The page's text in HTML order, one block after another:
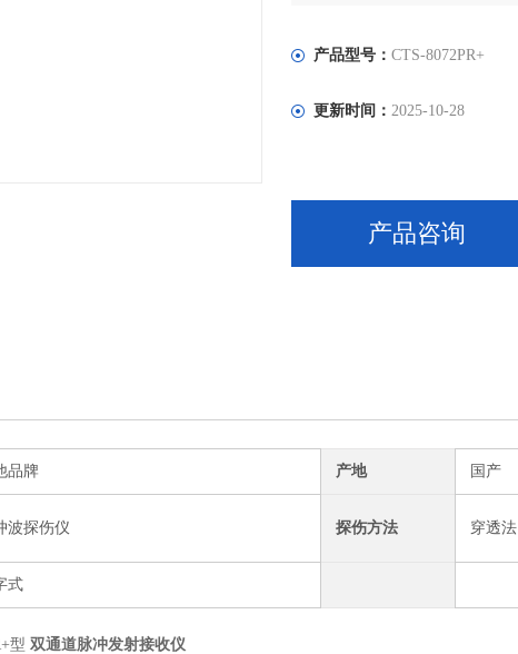
料特性测定等应用。
产品型号：CTS-8072PR+
更新时间：2025-10-28
产品咨询
品牌 产地 国产
波探伤仪 探伤方法 穿透法
式
型 双通道脉冲发射接收仪